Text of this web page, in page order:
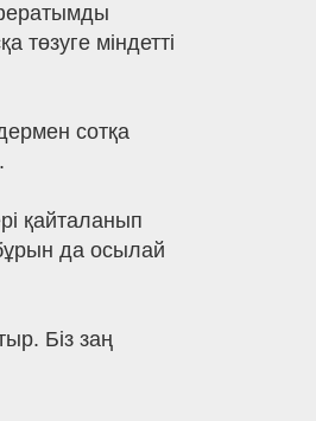
міндетті
сотқа
қайталанып
да осылай
Біз заң